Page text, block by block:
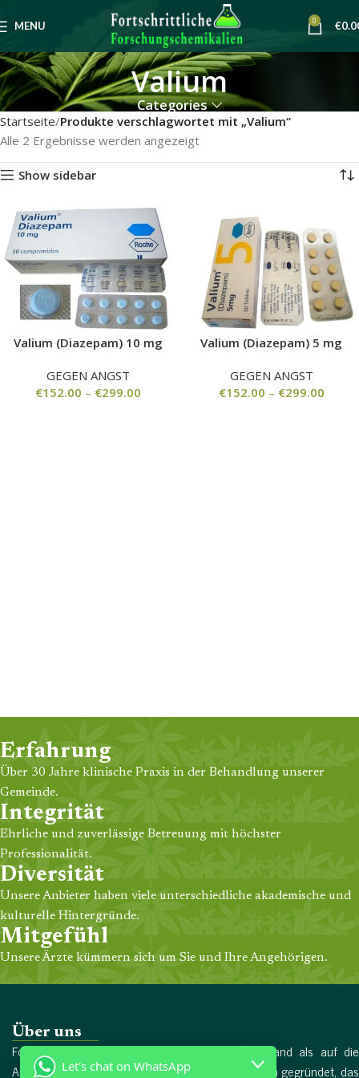
MENU 0 €
Valium
Categories
Startseite Produkte verschlagwortet mit „Valium“
Alle 2 Ergebnisse werden angezeigt
Show sidebar
Valium (Diazepam) 10 mg
GEGEN ANGST
€152.00 – €299.00
Valium (Diazepam) 5 mg
GEGEN ANGST
€152.00 – €299.00
Erfahrung
Über 30 Jahre klinische Praxis in der Behandlung unserer
Gemeinde.
Integrität
Ehrliche und zuverlässige Betreuung mit höchster
Professionalität.
Diversität
Unsere Anbieter haben viele unterschiedliche akademische und
kulturelle Hintergründe.
Mitgefühl
Unsere Ärzte kümmern sich um Sie und Ihre Angehörigen.
Über uns
Forschungschemikalien wurde 2017 in Deutschland als auf die
Arzneimittelproduktion spezialisiertes Unternehmen gegründet, das
Let's chat on WhatsApp